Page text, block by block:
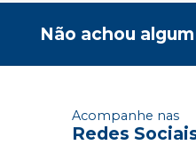
Não achou
Acompanhe nas
Redes